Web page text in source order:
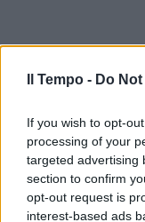
Il Tempo - Do
If you wish to opt-
processing of your
targeted advertising
section to confirm
opt-out request is
interest-based ads